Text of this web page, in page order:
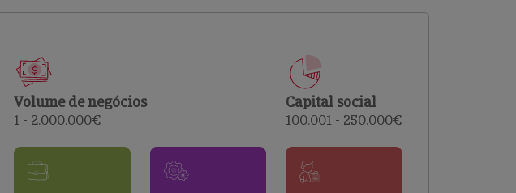
comerciais e analisar o risco de incumprimento dos
Volume de negócios
1 - 2.000.000€
Capital social
100.001 - 250.000€